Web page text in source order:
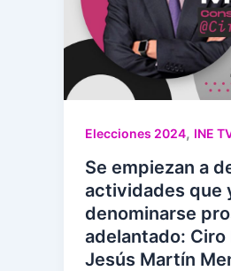
Elecciones 2024, INE
Se empiezan a
actividades que
denominarse
adelantado:
Jesús Martín